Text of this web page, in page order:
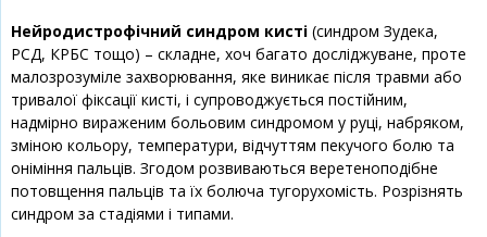
Нейродистрофічний синдром кисті (синдром Зудека,
РСД, КРБС тощо) – складне, хоч багато досліджуване, проте
малозрозуміле захворювання, яке виникає після травми або
тривалої фіксації кисті, і супроводжується постійним,
надмірно вираженим больовим синдромом у руці, набряком,
зміною кольору, температури, відчуттям пекучого болю та
оніміння пальців. Згодом розвиваються веретеноподібне
потовщення пальців та їх болюча тугорухомість. Розрізнять
синдром за стадіями і типами.